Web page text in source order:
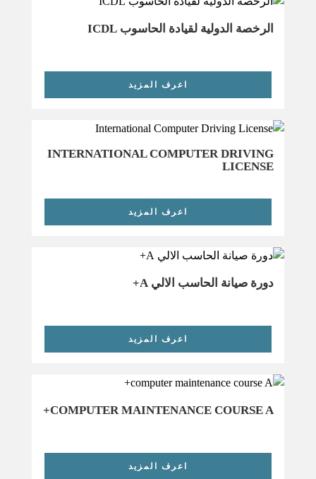
الرخصة الدولية لقيادة الحاسوب ICDL
اعرف المزيد
INTERNATIONAL COMPUTER DRIVING
LICENSE
اعرف المزيد
دورة صيانة الحاسب الالي A+
اعرف المزيد
COMPUTER MAINTENANCE COURSE A+
اعرف المزيد